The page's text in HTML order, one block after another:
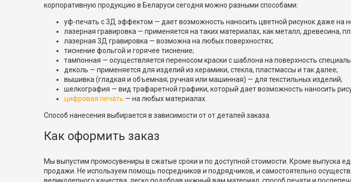
корпоративную продукцию в Беларуси сегодня можно разными способами:
уф-печать с 3Д эффектом — дает возможность наносить цветной рисунок даже на
лазерная гравировка — применяется на таких материалах, как металл, древесина,
лазерная 3Д гравировка — возможна на любых поверхностях;
тиснение фольгой и горячее тиснение;
тампонная — осуществляется переносом краски с шаблона на поверхность
деколь — применяется для изделий из керамики, стекла, пластмассы и так далее;
вышивка (гладкая и объемная; ручная или машинная) — для текстильных изделий;
шелкография — вид трафаретной графики, который дает возможность наносить
цифровая печать — на любых материалах.
Способ нанесения выбирается в зависимости от от деталей заказа.
Как оформить заказ
Мы выпустим промосувениры в сжатые сроки и по доступной стоимости. Кроме выпуска
продажи. Не используем помощь посредников и подрядчиков, и самостоятельно